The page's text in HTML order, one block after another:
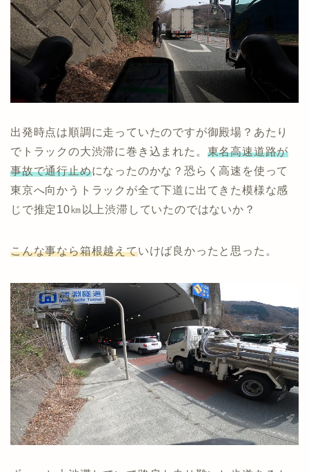
出発時点は順調に走っていたのですが御殿場？あたり
でトラックの大渋滞に巻き込まれた。 東名高速道路が
事故で通行止めになったのかな？恐らく高速を使って
東京へ向かうトラックが全て下道に出てきた模様な感
じで推定10㎞以上渋滞していたのではないか？
こんな事なら箱根越えていけば良かったと思った。